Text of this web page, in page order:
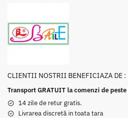
CLIENTII NOSTRII BENEFICIAZA DE :
Transport GRATUIT la comenzi de
14 zile de retur gratis.
Livrarea discretă in toata tara